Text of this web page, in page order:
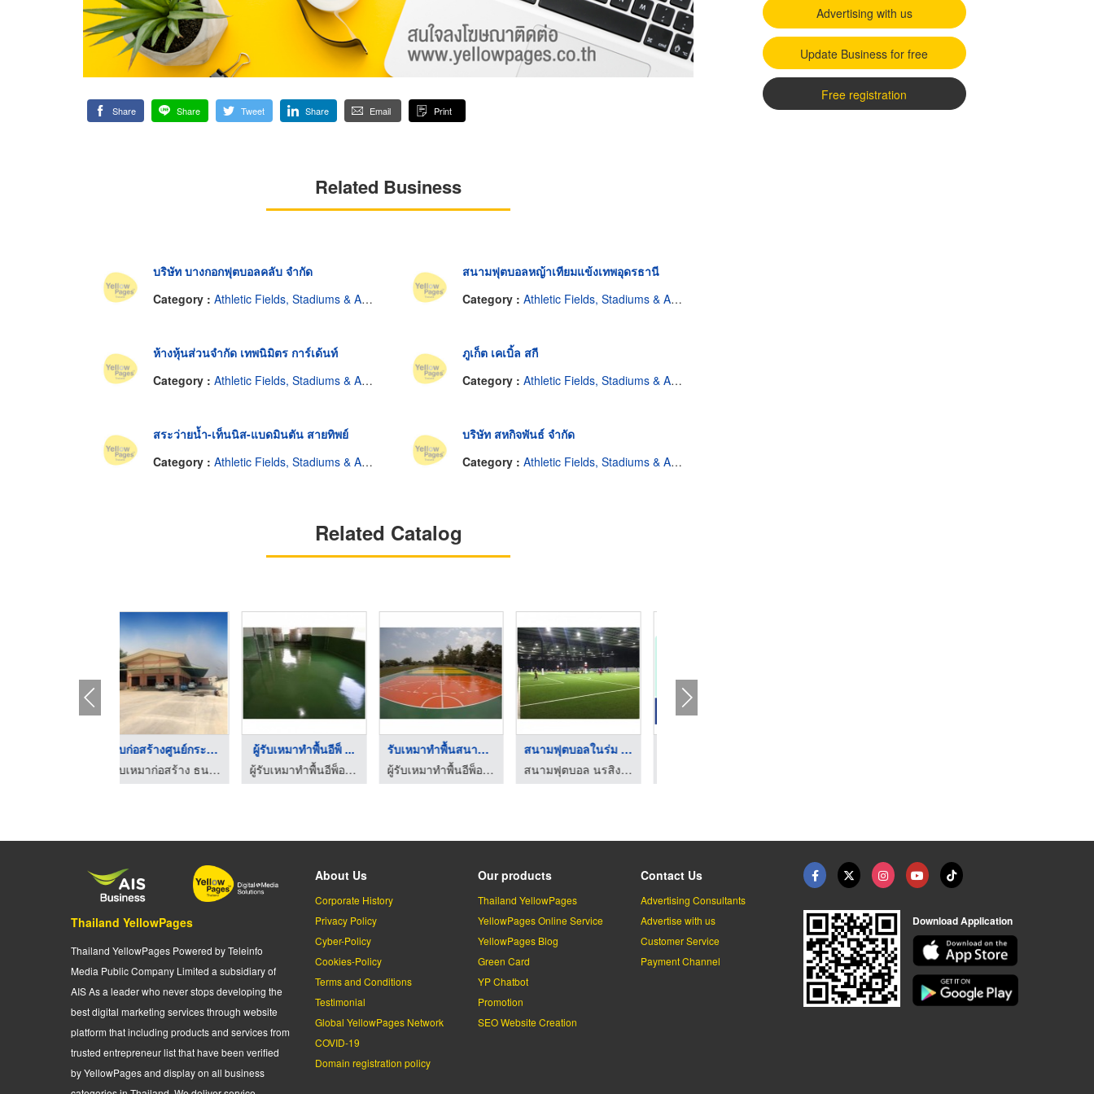
Share Share Tweet Share Email Print
Related Business
บริษัท บางกอกฟุตบอลคลับ จำกัด
Category : Athletic Fields, Stadiums & Arenas
สนามฟุตบอลหญ้าเทียมแข้งเทพอุดรธานี
Category : Athletic Fields, Stadiums & Arenas
ห้างหุ้นส่วนจำกัด เทพนิมิตร การ์เด้นท์
Category : Athletic Fields, Stadiums & Arenas
ภูเก็ต เคเบิ้ล สกี
Category : Athletic Fields, Stadiums & Arenas
สระว่ายน้ำ-เท็นนิส-แบดมินตัน สายทิพย์
Category : Athletic Fields, Stadiums & Arenas
บริษัท สหกิจพันธ์ จำกัด
Category : Athletic Fields, Stadiums & Arenas
Related Catalog
จำหน่ายผลิตภัณฑ์พื้น ...
Advertising with us
Update Business for free
Free registration
Thailand YellowPages
Thailand YellowPages Powered by Teleinfo
Media Public Company Limited a subsidiary of
AIS As a leader who never stops developing the
best digital marketing services through website
platform that including products and services from
trusted entrepreneur list that have been verified
by YellowPages and display on all business
About Us
Corporate History
Privacy Policy
Cyber-Policy
Cookies-Policy
Terms and Conditions
Testimonial
Global YellowPages Network
COVID-19
Domain registration policy
Our products
Thailand YellowPages
YellowPages Online Service
YellowPages Blog
Green Card
YP Chatbot
Promotion
SEO Website Creation
Contact Us
Advertising Consultants
Advertise with us
Customer Service
Payment Channel
Download Application